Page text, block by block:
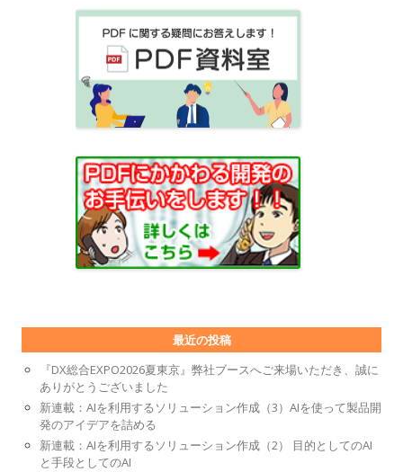
最近の投稿
『DX総合EXPO2026夏東京』弊社ブースへご来場いただき、誠に
ありがとうございました
新連載：AIを利用するソリューション作成（3）AIを使って製品開
発のアイデアを詰める
新連載：AIを利用するソリューション作成（2） 目的としてのAI
と手段としてのAI